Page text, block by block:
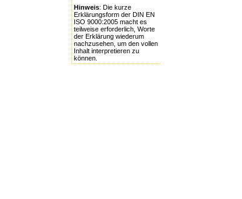
Hinweis: Die kurze
Erklärungsform der DIN EN
ISO 9000:2005 macht es
teilweise erforderlich, Worte
der Erklärung wiederum
nachzusehen, um den vollen
Inhalt interpretieren zu
können.